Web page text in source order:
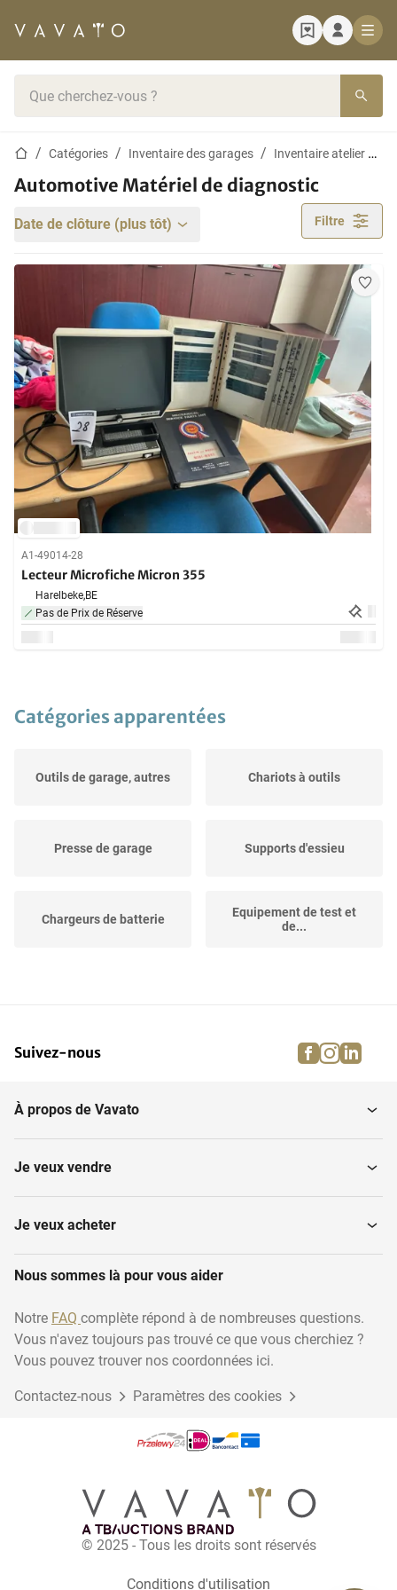
Page d'accueil
Catégories Inventaire des garages Inventaire atelier garage
Automotive Matériel de diagnostic
Date de clôture (plus tôt) Filtre
A1-49014-28
Lecteur Microfiche Micron 355
Harelbeke,BE
Pas de Prix de Réserve
Catégories apparentées
Outils de garage, autres Chariots à outils
Presse de garage Supports d'essieu
Chargeurs de batterie
Equipement de test et
de...
Inventaire de garage,
Compteurs de gaz et de
suie
Mécaniques spéciales
Graisses et huiles
Collecteur d'huile
Équipement de station-
Plongeurs
et...
Suivez-nous facebook
À propos de Vavato
Je veux vendre
Je veux acheter
Nous sommes là pour vous aider
Notre FAQ complète répond à de nombreuses questions.
Vous n'avez toujours pas trouvé ce que vous cherchiez ?
Vous pouvez trouver nos coordonnées ici.
Contactez-nous Paramètres des cookies
© 2025 - Tous les droits sont réservés
Conditions d'utilisation